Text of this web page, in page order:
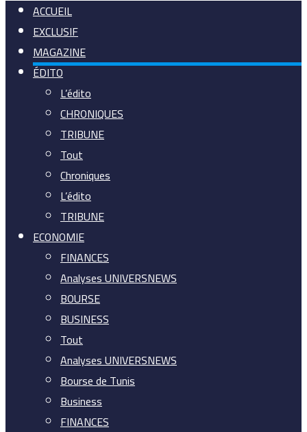
ACCUEIL
EXCLUSIF
MAGAZINE
ÉDITO
L’édito
CHRONIQUES
TRIBUNE
Tout
Chroniques
L’édito
TRIBUNE
ECONOMIE
FINANCES
Analyses UNIVERSNEWS
BOURSE
BUSINESS
Tout
Analyses UNIVERSNEWS
Bourse de Tunis
Business
FINANCES